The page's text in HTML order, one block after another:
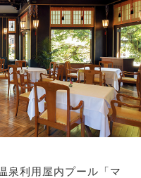
泉利用屋内プール「マ